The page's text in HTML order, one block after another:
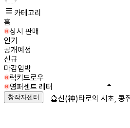
카테고리
홈
상시 판매
인기
공개예정
신규
마감임박
럭키드로우
영퍼센트 레터
창작자센터 🔮신(神)타로의 시초, 콩